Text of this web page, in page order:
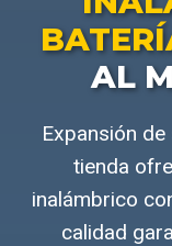
AL
Expansión
tienda
inalámbrico
calidad